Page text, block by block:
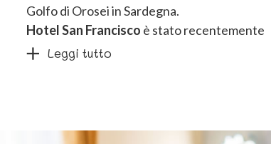
Golfo di Orosei in Sardegna.
Hotel San Francisco è stato recentemente
Leggi tutto